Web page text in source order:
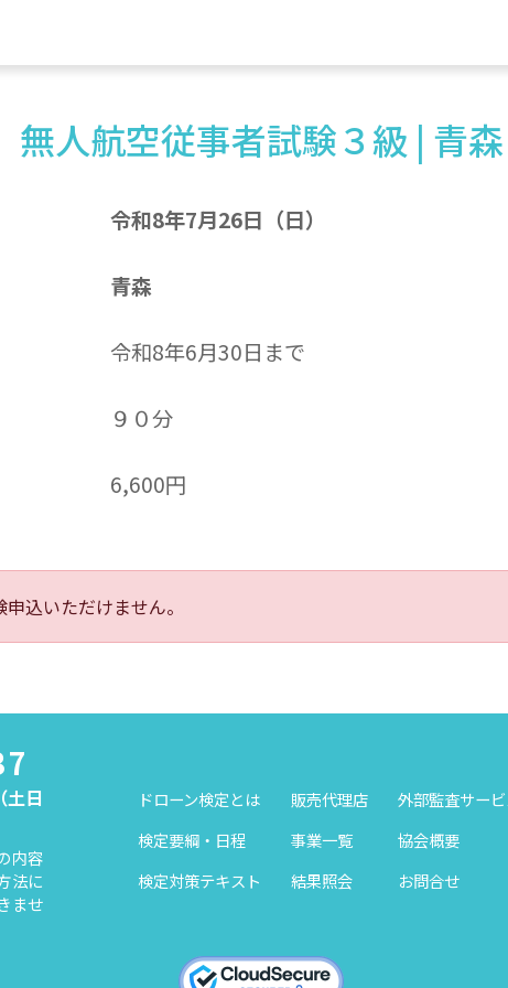
無人航空従事者試験３級 | 青森
令和8年7月26日（日）
青森
令和8年6月30日まで
９０分
6,600円
込いただけません。
土日
内容
法に
ませ
ドローン検定とは
検定要綱・日程
検定対策テキスト
販売代理店
事業一覧
結果照会
外部監査サー
協会概要
お問合せ